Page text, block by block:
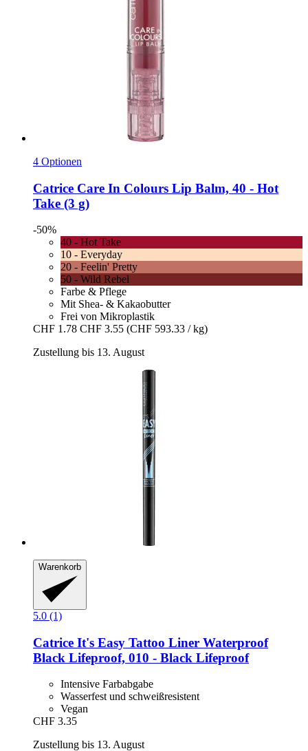
4 Optionen
Catrice Care In Colours Lip Balm, 40 -​ Hot
Take (3 g)
-50%
40 - Hot Take
10 - Everyday
20 - Feelin' Pretty
50 - Wild Rebel
Farbe & Pflege
Mit Shea- & Kakaobutter
Frei von Mikroplastik
CHF 1.78 CHF 3.55 (CHF 593.33 / kg)
Zustellung bis 13. August
Warenkorb
5.0 (1)
Catrice It's Easy Tattoo Liner Waterproof
Black Lifeproof, 010 -​ Black Lifeproof
Intensive Farbabgabe
Wasserfest und schweißresistent
Vegan
CHF 3.35
Zustellung bis 13. August